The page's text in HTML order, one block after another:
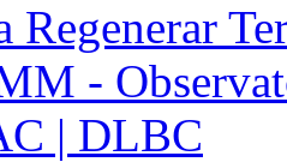
Regenerar
-
| DLBC